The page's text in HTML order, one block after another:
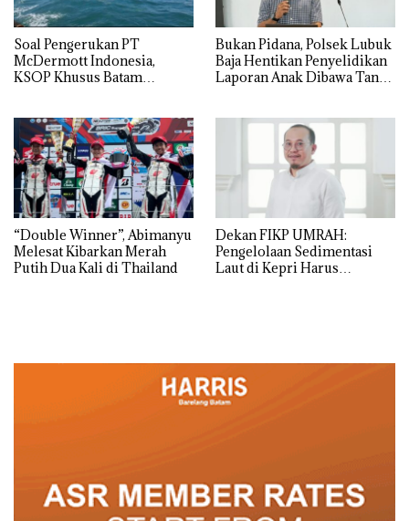
‎Soal Pengerukan PT
McDermott Indonesia,
KSOP Khusus Batam
Bukan Pidana, Polsek Lubuk
Baja Hentikan Penyelidikan
Laporan Anak Dibawa Tanpa
“Double Winner”, Abimanyu
Melesat Kibarkan Merah
Putih Dua Kali di Thailand
Dekan FIKP UMRAH:
Pengelolaan Sedimentasi
Laut di Kepri Harus